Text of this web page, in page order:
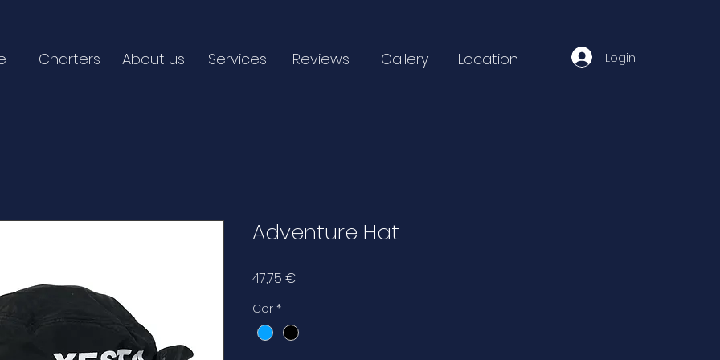
Charters About us Services Reviews Gallery Location Login
Adventure Hat
47,75 €
Cor *